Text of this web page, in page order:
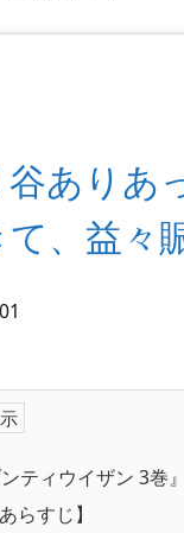
ありあ
て、益々
ンティウイザン 3巻
らすじ】